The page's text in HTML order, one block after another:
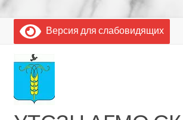
Перейти
содержимому
Версия для слабовидящих